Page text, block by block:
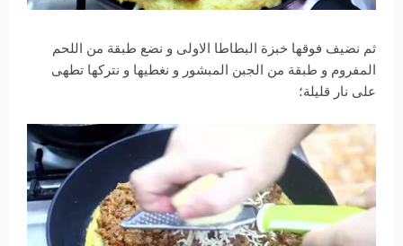
ثم نضيف فوقها خبزة البطاطا الاولى و نضع طبقة من اللحم
المفروم و طبقة من الجبن المبشور و نغطيها و نتركها تطهى
على نار قليلة؛